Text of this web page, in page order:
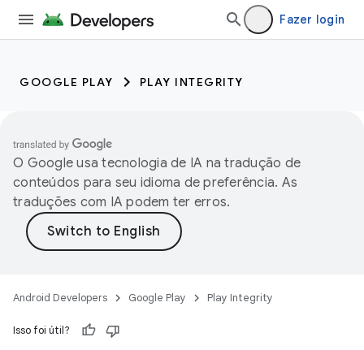
Fazer login
GOOGLE PLAY PLAY INTEGRITY
O Google usa tecnologia de IA na tradução de
conteúdos para seu idioma de preferência. As
traduções com IA podem ter erros.
Android Developers Google Play Play Integrity
Isso foi útil?